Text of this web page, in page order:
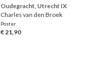
Oudegracht, Utrecht IX
Charles van den Broek
Poster
€ 21,90